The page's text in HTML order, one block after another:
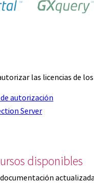
las licencias de
autorización
Server
disponibles